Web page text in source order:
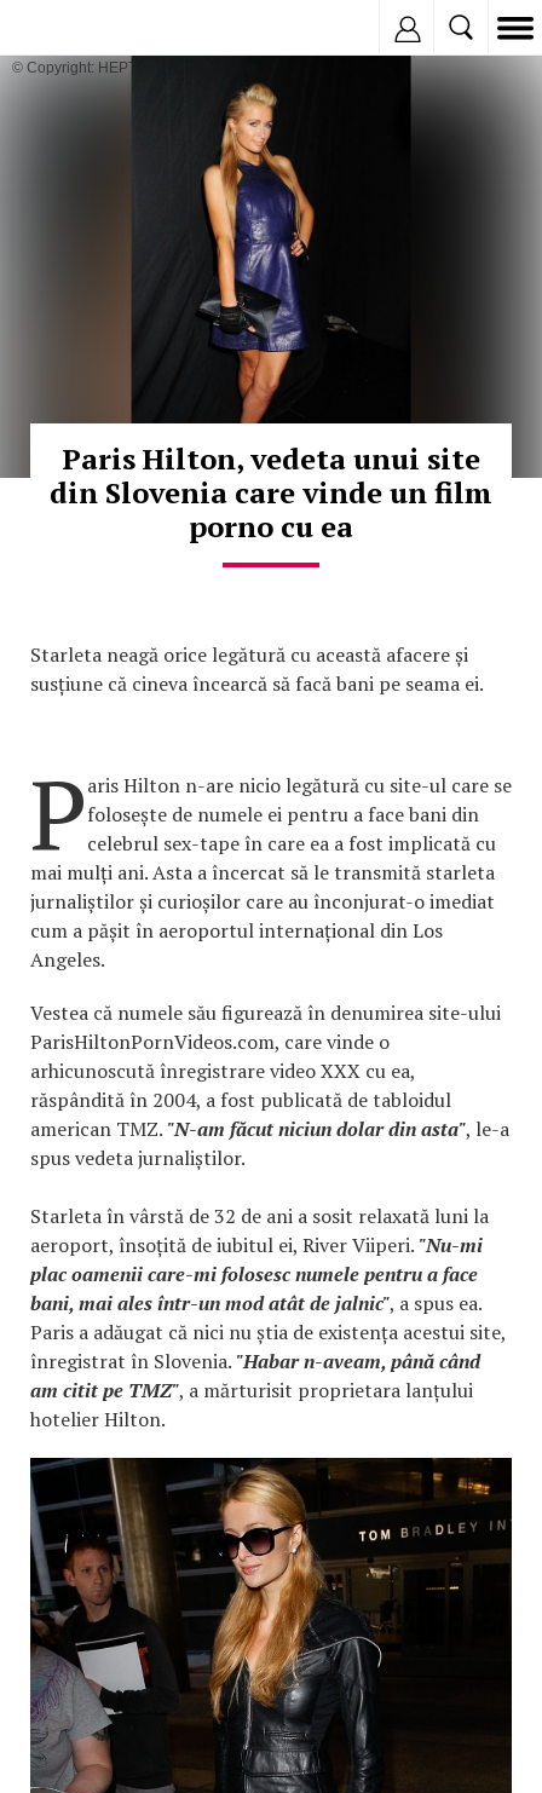
© Copyright: HEPTA
Paris Hilton, vedeta unui site
din Slovenia care vinde un film
porno cu ea
Starleta neagă orice legătură cu această afacere și
susțiune că cineva încearcă să facă bani pe seama ei.
Paris Hilton n-are nicio legătură cu site-ul care se
folosește de numele ei pentru a face bani din
celebrul sex-tape în care ea a fost implicată cu
mai mulți ani. Asta a încercat să le transmită starleta
jurnaliștilor și curioșilor care au înconjurat-o imediat
cum a pășit în aeroportul internațional din Los
Angeles.
Vestea că numele său figurează în denumirea site-ului
ParisHiltonPornVideos.com, care vinde o
arhicunoscută înregistrare video XXX cu ea,
răspândită în 2004, a fost publicată de tabloidul
american TMZ. "N-am făcut niciun dolar din asta", le-a
spus vedeta jurnaliștilor.
Starleta în vârstă de 32 de ani a sosit relaxată luni la
aeroport, însoțită de iubitul ei, River Viiperi. "Nu-mi
plac oamenii care-mi folosesc numele pentru a face
bani, mai ales într-un mod atât de jalnic", a spus ea.
Paris a adăugat că nici nu știa de existența acestui site,
înregistrat în Slovenia. "Habar n-aveam, până când
am citit pe TMZ", a mărturisit proprietara lanțului
hotelier Hilton.